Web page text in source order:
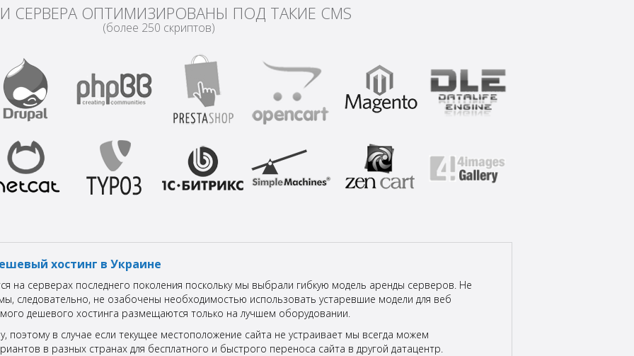
СЕРВЕРА ОПТИМИЗИРОВАНЫ ПОД ТАКИЕ CMS
(более 250 скриптов)
хостинг в Украине
на серверах последнего поколения поскольку мы выбрали гибкую модель аренды серверов. Не
следовательно, не озабочены необходимостью использовать устаревшие модели для веб
дешевого хостинга размещаются только на лучшем оборудовании.
поэтому в случае если текущее местоположение сайта не устраивает мы всегда можем
в разных странах для бесплатного и быстрого переноса сайта в другой датацентр.